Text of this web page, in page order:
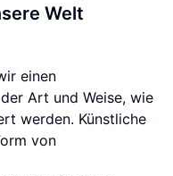
Welt
einen
Art und Weise, wie
werden. Künstliche
von